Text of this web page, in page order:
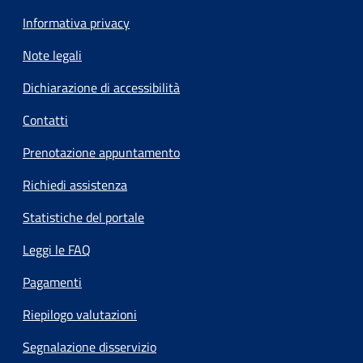
Informativa privacy
Note legali
Dichiarazione di accessibilità
Contatti
Prenotazione appuntamento
Richiedi assistenza
Statistiche del portale
Leggi le FAQ
Pagamenti
Riepilogo valutazioni
Segnalazione disservizio